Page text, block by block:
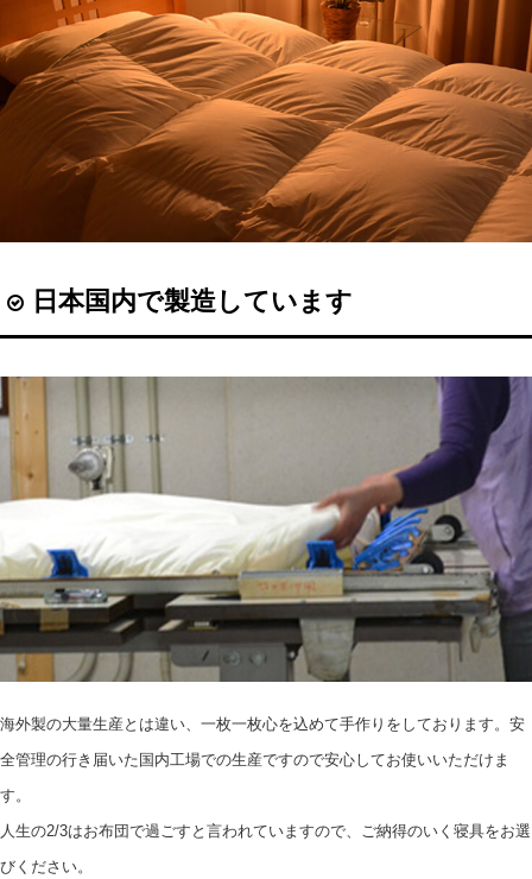
日本国内で製造しています
海外製の大量生産とは違い、一枚一枚心を込めて手作りをしております。 安
全管理の行き届いた国内工場での生産ですので安心してお使いいただけま
す。
人生の2/3はお布団で過ごすと言われていますので、ご納得のいく寝具をお選
びください。